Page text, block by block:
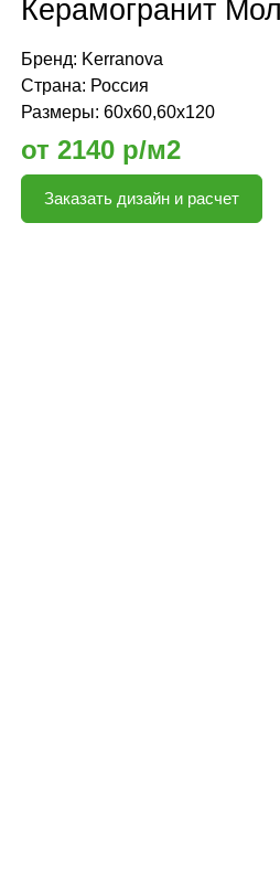
Керамогранит
Бренд: Kerranova
Страна: Россия
Размеры: 60х60,60х120
от 2140 р/м2
Заказать дизайн и расчет